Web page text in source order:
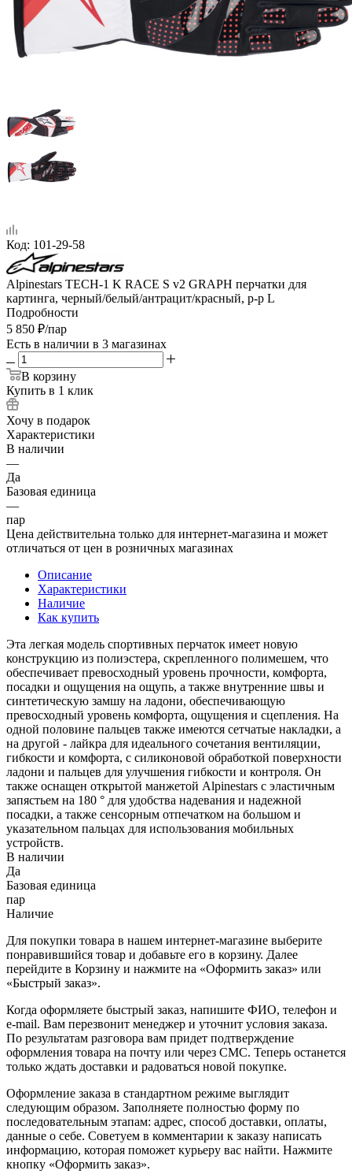
Код: 101-29-58
Alpinestars TECH-1 K RACE S v2 GRAPH перчатки для
картинга, черный/белый/антрацит/красный, р-р L
Подробности
5 850 ₽/пар
Есть в наличии в 3 магазинах
В корзину
Купить в 1 клик
Хочу в подарок
Характеристики
В наличии
—
Да
Базовая единица
—
пар
Цена действительна только для интернет-магазина и может
отличаться от цен в розничных магазинах
Описание
Характеристики
Наличие
Как купить
Эта легкая модель спортивных перчаток имеет новую
конструкцию из полиэстера, скрепленного полимешем, что
обеспечивает превосходный уровень прочности, комфорта,
посадки и ощущения на ощупь, а также внутренние швы и
синтетическую замшу на ладони, обеспечивающую
превосходный уровень комфорта, ощущения и сцепления. На
одной половине пальцев также имеются сетчатые накладки, а
на другой - лайкра для идеального сочетания вентиляции,
гибкости и комфорта, с силиконовой обработкой поверхности
ладони и пальцев для улучшения гибкости и контроля. Он
также оснащен открытой манжетой Alpinestars с эластичным
запястьем на 180 ° для удобства надевания и надежной
посадки, а также сенсорным отпечатком на большом и
указательном пальцах для использования мобильных
устройств.
В наличии
Да
Базовая единица
пар
Наличие
Для покупки товара в нашем интернет-магазине выберите
понравившийся товар и добавьте его в корзину. Далее
перейдите в Корзину и нажмите на «Оформить заказ» или
«Быстрый заказ».
Когда оформляете быстрый заказ, напишите ФИО, телефон и
e-mail. Вам перезвонит менеджер и уточнит условия заказа.
По результатам разговора вам придет подтверждение
оформления товара на почту или через СМС. Теперь останется
только ждать доставки и радоваться новой покупке.
Оформление заказа в стандартном режиме выглядит
следующим образом. Заполняете полностью форму по
последовательным этапам: адрес, способ доставки, оплаты,
данные о себе. Советуем в комментарии к заказу написать
информацию, которая поможет курьеру вас найти. Нажмите
кнопку «Оформить заказ».